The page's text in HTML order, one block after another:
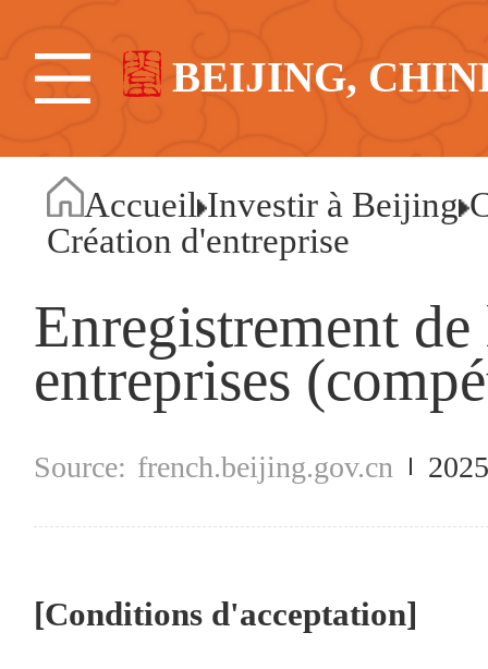
BEIJING,
Accueil Investir à Beijing
Création d'entreprise
Enregistrement
entreprises
french.beijing.gov.cn
[Conditions d'acceptation]